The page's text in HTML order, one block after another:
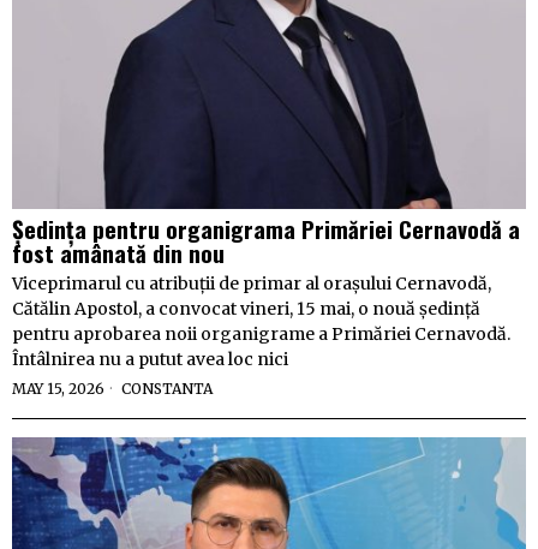
Ședința pentru organigrama Primăriei Cernavodă a
fost amânată din nou
Viceprimarul cu atribuții de primar al orașului Cernavodă,
Cătălin Apostol, a convocat vineri, 15 mai, o nouă ședință
pentru aprobarea noii organigrame a Primăriei Cernavodă.
Întâlnirea nu a putut avea loc nici
MAY 15, 2026 CONSTANTA